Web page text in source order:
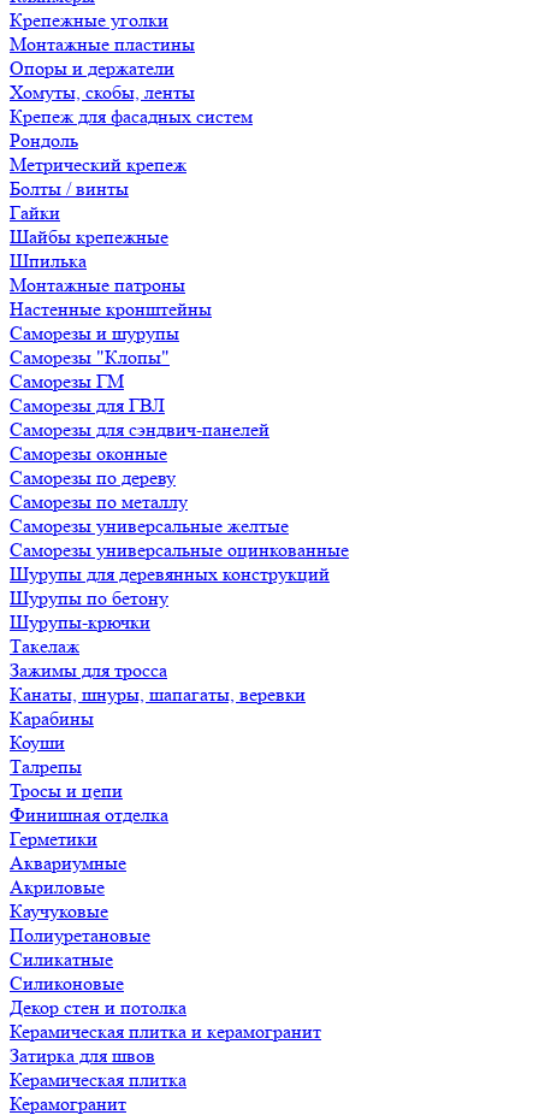
Крепежные уголки
Монтажные пластины
Опоры и держатели
Хомуты, скобы, ленты
Крепеж для фасадных систем
Рондоль
Метрический крепеж
Болты / винты
Гайки
Шайбы крепежные
Шпилька
Монтажные патроны
Настенные кронштейны
Саморезы и шурупы
Саморезы "Клопы"
Саморезы ГМ
Саморезы для ГВЛ
Саморезы для сэндвич-панелей
Саморезы оконные
Саморезы по дереву
Саморезы по металлу
Саморезы универсальные желтые
Саморезы универсальные оцинкованные
Шурупы для деревянных конструкций
Шурупы по бетону
Шурупы-крючки
Такелаж
Зажимы для тросса
Канаты, шнуры, шапагаты, веревки
Карабины
Коуши
Талрепы
Тросы и цепи
Финишная отделка
Герметики
Аквариумные
Акриловые
Каучуковые
Полиуретановые
Силикатные
Силиконовые
Декор стен и потолка
Керамическая плитка и керамогранит
Затирка для швов
Керамическая плитка
Керамогранит